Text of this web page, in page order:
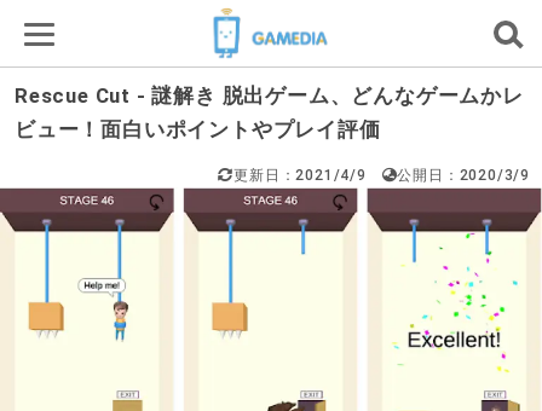
Rescue Cut - 謎解き 脱出ゲーム、どんなゲームかレ
ビュー！面白いポイントやプレイ評価
更新日：2021/4/9 公開日：2020/3/9